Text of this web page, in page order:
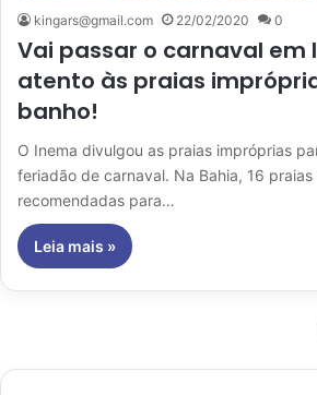
kingars@gmail.com 22/02/2020 0
Vai passar o carnaval em
atento às praias
banho!
O Inema divulgou as praias impróprias
feriadão de carnaval. Na Bahia, 16 praias
recomendadas para…
Leia mais »